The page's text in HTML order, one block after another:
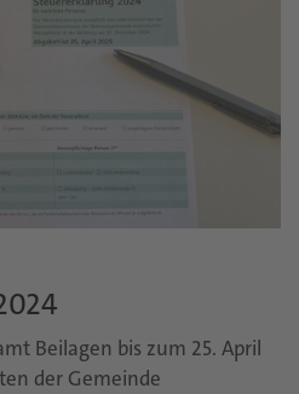
Beilagen bis zum 25. April
der Gemeinde